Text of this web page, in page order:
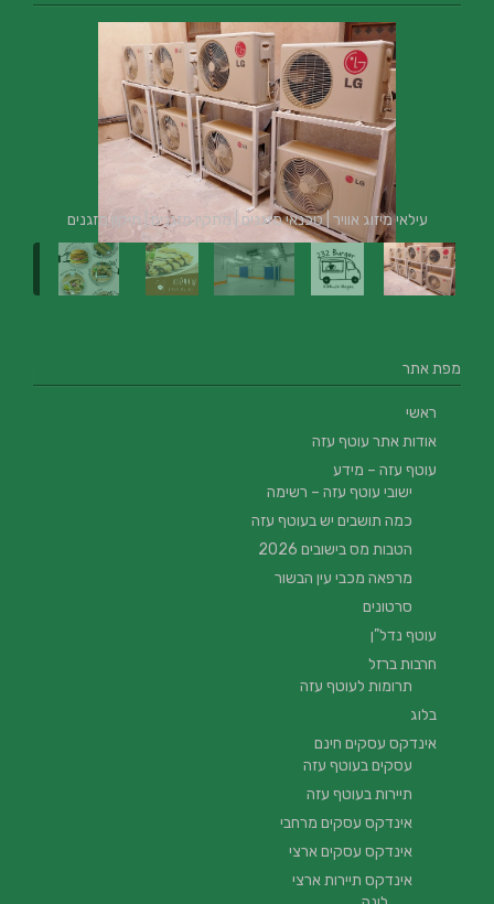
עילאי מיזוג אוויר | טכנאי מזגנים | מתקין מזגנים | תיקון מזגנים
מפת אתר
ראשי
אודות אתר עוטף עזה
עוטף עזה – מידע
ישובי עוטף עזה – רשימה
כמה תושבים יש בעוטף עזה
הטבות מס בישובים 2026
מרפאה מכבי עין הבשור
סרטונים
עוטף נדל”ן
חרבות ברזל
תרומות לעוטף עזה
בלוג
אינדקס עסקים חינם
עסקים בעוטף עזה
תיירות בעוטף עזה
אינדקס עסקים מרחבי
אינדקס עסקים ארצי
אינדקס תיירות ארצי